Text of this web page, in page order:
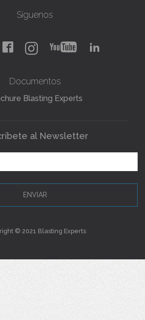
Síguenos
Documentos
Blasting Experts
al Newsletter
ENVIAR
© 2021 Blasting Experts